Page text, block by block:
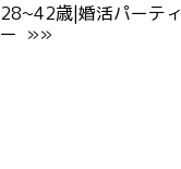
28~42歳|婚活パーティ
ー »»